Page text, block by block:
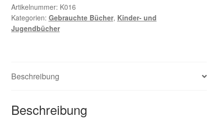
weißen
Felsen
Menge
Artikelnummer: K016
Kategorien: Gebrauchte Bücher, Kinder- und
Jugendbücher
Beschreibung
Beschreibung